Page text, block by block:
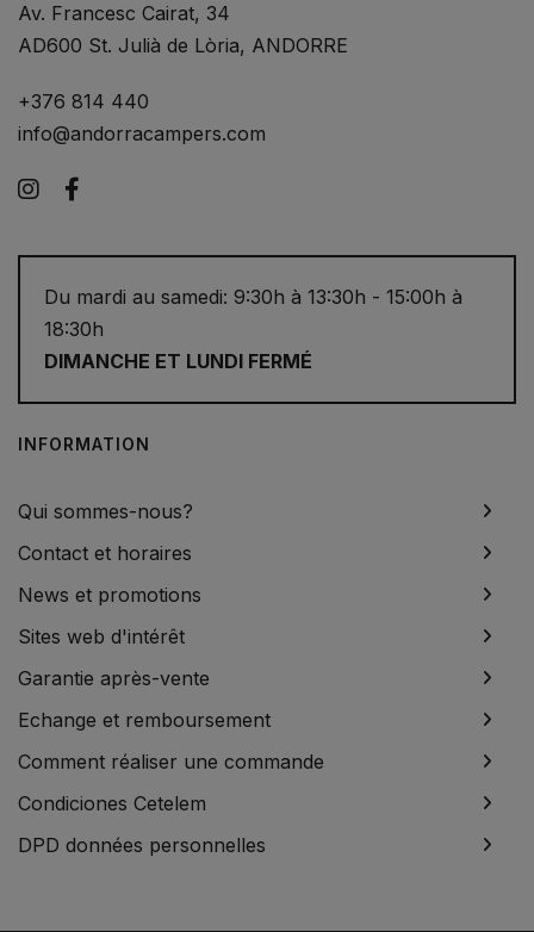
Av. Francesc Cairat, 34
AD600 St. Julià de Lòria, ANDORRE
+376 814 440
info@andorracampers.com
Instagram
Du mardi au samedi: 9:30h à 13:30h - 15:00h à
18:30h
DIMANCHE ET LUNDI FERMÉ
INFORMATION
Qui sommes-nous?
Contact et horaires
News et promotions
Sites web d'intérêt
Garantie après-vente
Echange et remboursement
Comment réaliser une commande
Condiciones Cetelem
DPD données personnelles